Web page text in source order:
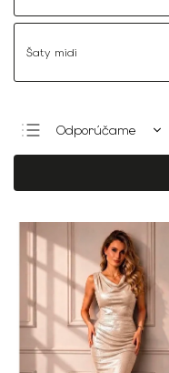
Šaty midi
Odporúčame
Najlacnejšie
Najdrahšie
Abecedne